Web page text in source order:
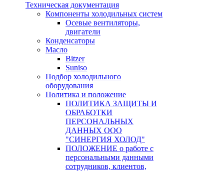
Техническая документация
Компоненты холодильных систем
Осевые вентиляторы,
двигатели
Конденсаторы
Масло
Bitzer
Suniso
Подбор холодильного
оборудования
Политика и положение
ПОЛИТИКА ЗАЩИТЫ И
ОБРАБОТКИ
ПЕРСОНАЛЬНЫХ
ДАННЫХ ООО
"СИНЕРГИЯ ХОЛОД"
ПОЛОЖЕНИЕ о работе с
персональными данными
сотрудников, клиентов,